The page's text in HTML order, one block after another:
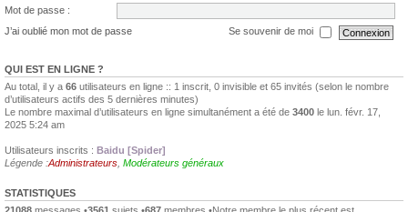
Mot de passe :
J’ai oublié mon mot de passe
Se souvenir de moi
QUI EST EN LIGNE ?
Au total, il y a 66 utilisateurs en ligne :: 1 inscrit, 0 invisible et 65 invités (selon le nombre
d’utilisateurs actifs des 5 dernières minutes)
Le nombre maximal d’utilisateurs en ligne simultanément a été de 3400 le lun. févr. 17,
2025 5:24 am
Utilisateurs inscrits : Baidu [Spider]
Légende :Administrateurs Modérateurs généraux
STATISTIQUES